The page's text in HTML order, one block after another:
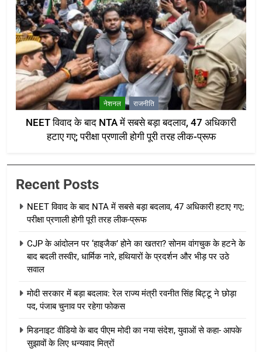
नेशनल राजनीति
NEET विवाद के बाद NTA में सबसे बड़ा बदलाव, 47 अधिकारी
हटाए गए; परीक्षा प्रणाली होगी पूरी तरह लीक-प्रूफ
Recent Posts
NEET विवाद के बाद NTA में सबसे बड़ा बदलाव, 47 अधिकारी हटाए गए;
परीक्षा प्रणाली होगी पूरी तरह लीक-प्रूफ
CJP के आंदोलन पर ‘हाइजैक’ होने का खतरा? सोनम वांगचुक के हटने के
बाद बदली तस्वीर, धार्मिक नारे, हथियारों के प्रदर्शन और भीड़ पर उठे
सवाल
मोदी सरकार में बड़ा बदलाव: रेल राज्य मंत्री रवनीत सिंह बिट्टू ने छोड़ा
पद, पंजाब चुनाव पर रहेगा फोकस
मिडनाइट वीडियो के बाद पीएम मोदी का नया संदेश, युवाओं से कहा- आपके
सुझावों के लिए धन्यवाद मित्रों